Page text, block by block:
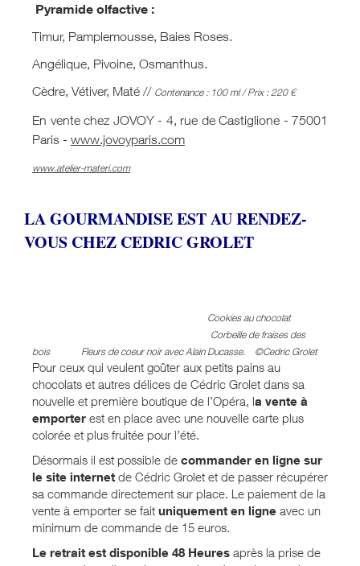
Pyramide olfactive :
Timur, Pamplemousse, Baies Roses.
Angélique, Pivoine, Osmanthus.
Cèdre, Vétiver, Maté // Contenance : 100 ml / Prix : 220 €
En vente chez JOVOY - 4, rue de Castiglione - 75001
Paris - www.jovoyparis.com
www.atelier-materi.com
LA GOURMANDISE EST AU RENDEZ-
VOUS CHEZ CEDRIC GROLET
Cookies au chocolat
Corbeille de fraises des
bois Fleurs de coeur noir avec Alain Ducasse.
©Cedric Grolet
Pour ceux qui veulent goûter aux petits pains au
chocolats et autres délices de Cédric Grolet dans sa
nouvelle et première boutique de l’Opéra, la vente à
emporter est en place avec une nouvelle carte plus
colorée et plus fruitée pour l’été.
Désormais il est possible de commander en ligne sur
le site internet de Cédric Grolet et de passer récupérer
sa commande directement sur place. Le paiement de la
vente à emporter se fait uniquement en ligne avec un
minimum de commande de 15 euros.
Le retrait est disponible 48 Heures après la prise de